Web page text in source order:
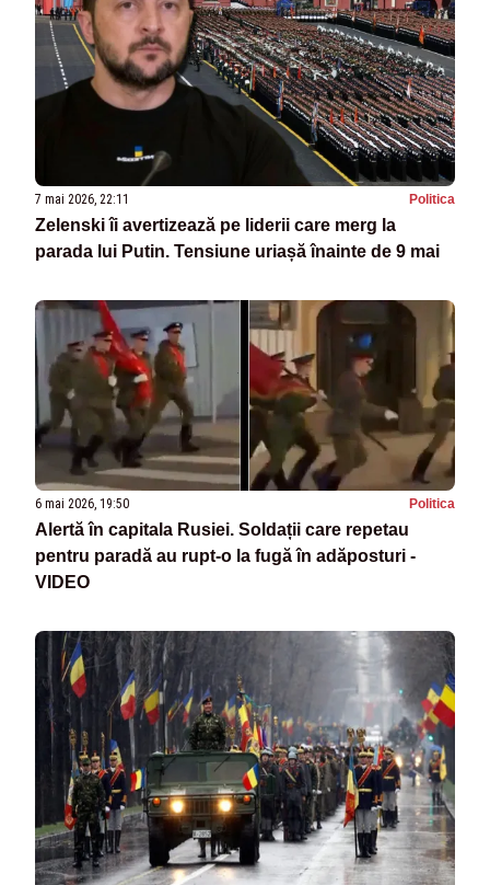
7 mai 2026, 22:11 Politica
Zelenski îi avertizează pe liderii care merg la
parada lui Putin. Tensiune uriașă înainte de 9 mai
6 mai 2026, 19:50 Politica
Alertă în capitala Rusiei. Soldații care repetau
pentru paradă au rupt-o la fugă în adăposturi -
VIDEO